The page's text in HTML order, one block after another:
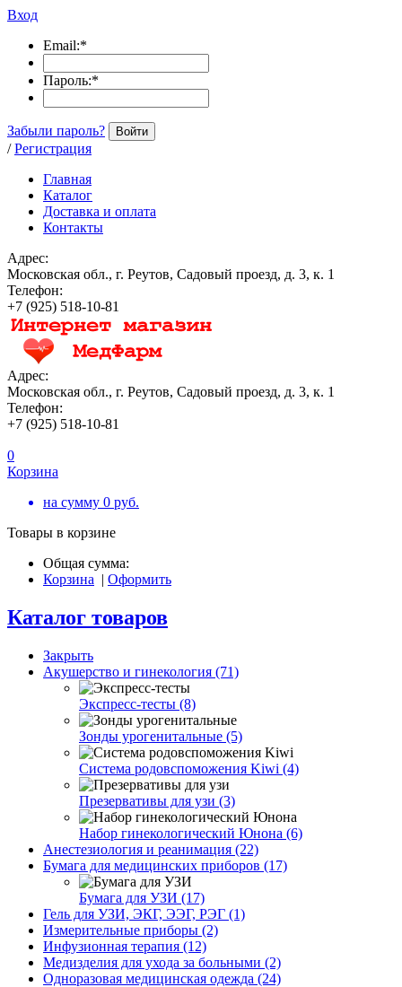
Вход
Email:*
Пароль:*
Забыли пароль? Войти
/ Регистрация
Главная
Каталог
Доставка и оплата
Контакты
Адрес:
Московская обл., г. Реутов, Садовый проезд, д. 3, к. 1
Телефон:
+7 (925) 518-10-81
Адрес:
Московская обл., г. Реутов, Садовый проезд, д. 3, к. 1
Телефон:
+7 (925) 518-10-81
0
Корзина
на сумму 0 руб.
Товары в корзине
Общая сумма:
Корзина | Оформить
Каталог товаров
Закрыть
Акушерство и гинекология (71)
Экспресс-тесты (8)
Зонды урогенитальные (5)
Система родовспоможения Kiwi (4)
Презервативы для узи (3)
Набор гинекологический Юнона (6)
Анестезиология и реанимация (22)
Бумага для медицинских приборов (17)
Бумага для УЗИ (17)
Гель для УЗИ, ЭКГ, ЭЭГ, РЭГ (1)
Измерительные приборы (2)
Инфузионная терапия (12)
Медизделия для ухода за больными (2)
Одноразовая медицинская одежда (24)